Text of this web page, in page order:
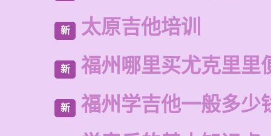
新 太原吉他培训
新 福州哪里买尤克里里
新
福州学吉他一般多少